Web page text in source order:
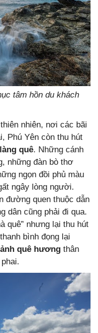
tâm hồn du khách
nhiên, nơi các bãi
Phú Yên còn thu hút
quê. Những cánh
những đàn bò thơ
ngọn đồi phủ màu
ngây lòng người.
đường quen thuộc dẫn
dân cũng phải đi qua.
quê” nhưng lại thu hút
bình đọng lại
quê hương thân